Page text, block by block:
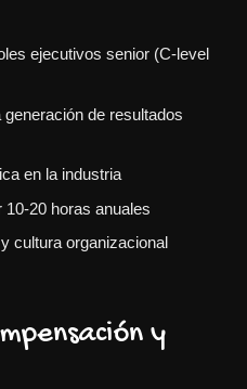
ejecutivos senior (C-level
de resultados
en la industria
10-20 horas anuales
cultura organizacional
y